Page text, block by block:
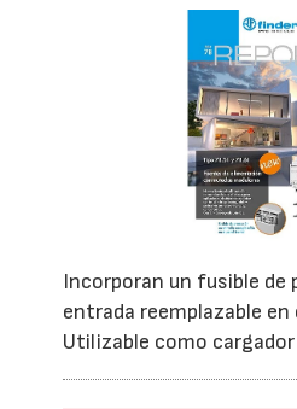
Incorporan un fusible de
entrada reemplazable
Utilizable como